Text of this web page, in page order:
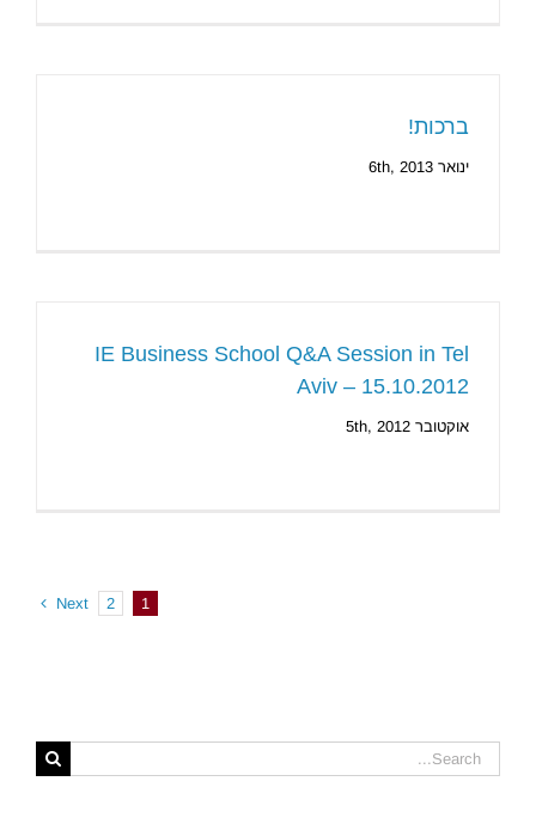
ברכות!
ינואר 6th, 2013
IE Business School Q&A Session in Tel
Aviv – 15.10.2012
אוקטובר 5th, 2012
1
2
Next
Search
for: